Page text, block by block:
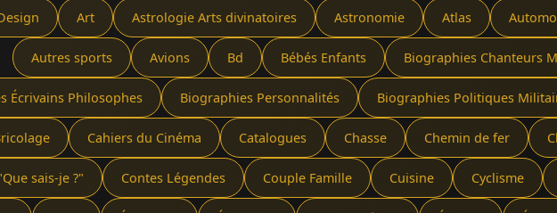
Art Astrologie Arts divinatoires Astronomie Atlas
Autres sports Avions Bd Bébés Enfants Biographies Chanteurs
Écrivains Philosophes Biographies Personnalités Biographies Politiques
Cahiers du Cinéma Catalogues Chasse Chemin de fer
sais-je ?" Contes Légendes Couple Famille Cuisine Cyclisme